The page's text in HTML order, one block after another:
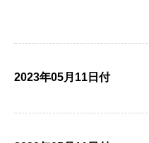
2023年05月11日付